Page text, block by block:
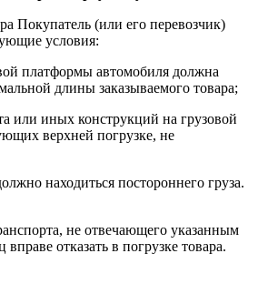
Покупатель (или его перевозчик)
условия:
автомобиля должна
длины заказываемого товара;
иных конструкций на грузовой
верхней погрузке, не
находиться постороннего груза.
не отвечающего указанным
отказать в погрузке товара.